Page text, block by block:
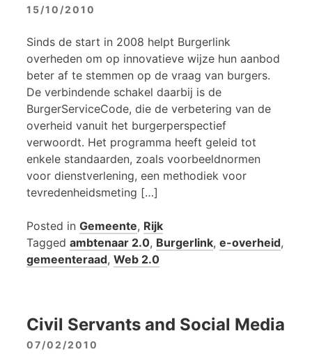
15/10/2010
Sinds de start in 2008 helpt Burgerlink
overheden om op innovatieve wijze hun aanbod
beter af te stemmen op de vraag van burgers.
De verbindende schakel daarbij is de
BurgerServiceCode, die de verbetering van de
overheid vanuit het burgerperspectief
verwoordt. Het programma heeft geleid tot
enkele standaarden, zoals voorbeeldnormen
voor dienstverlening, een methodiek voor
tevredenheidsmeting […]
Posted in Gemeente, Rijk
Tagged ambtenaar 2.0, Burgerlink, e-overheid,
gemeenteraad, Web 2.0
Civil Servants and Social Media
07/02/2010